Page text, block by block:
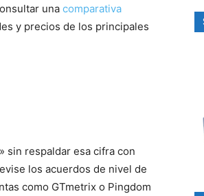
una comparativa
y precios de los principales
sin respaldar esa cifra con
los acuerdos de nivel de
como GTmetrix o Pingdom